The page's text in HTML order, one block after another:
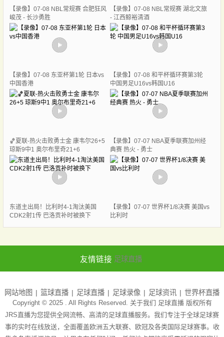
【录像】07-08 NBL常规赛 合肥狂风
峻茂 - 长沙勇胜
【录像】07-08 NBL常规赛 湖北文旅
- 江西鲸裕清酒
【录像】07-08 东亚杯第1轮 日本vs
中国香港
【录像】07-08 和平杯循环赛第3轮
中国男足U16vs韩国U16
🏀夏联-热火击败勇士金 康韦尔26+5
琼斯9中1 奥尔布里奇21+6
【录像】07-07 NBA夏季联赛加州经
典赛 热火 - 勇士
东道主出局！比利时4-1淘汰美国
CDK2射1传 巴洛贡补时被换下
【录像】07-07 世界杯1/8决赛 美国vs
比利时
友情链接 足球直播
网站地图 篮球直播 足球直播 足球录像 足球资讯 世界杯直播
Copyright © 2025 . All Rights Reserved. 关于我们 足球直播版权所有
JRS直播为您提供全网流畅、高清的足球直播服务。我们专注于全球足球赛
事的实时在线放送，全面覆盖欧洲五大联赛、欧冠及各类国际足球赛事。收